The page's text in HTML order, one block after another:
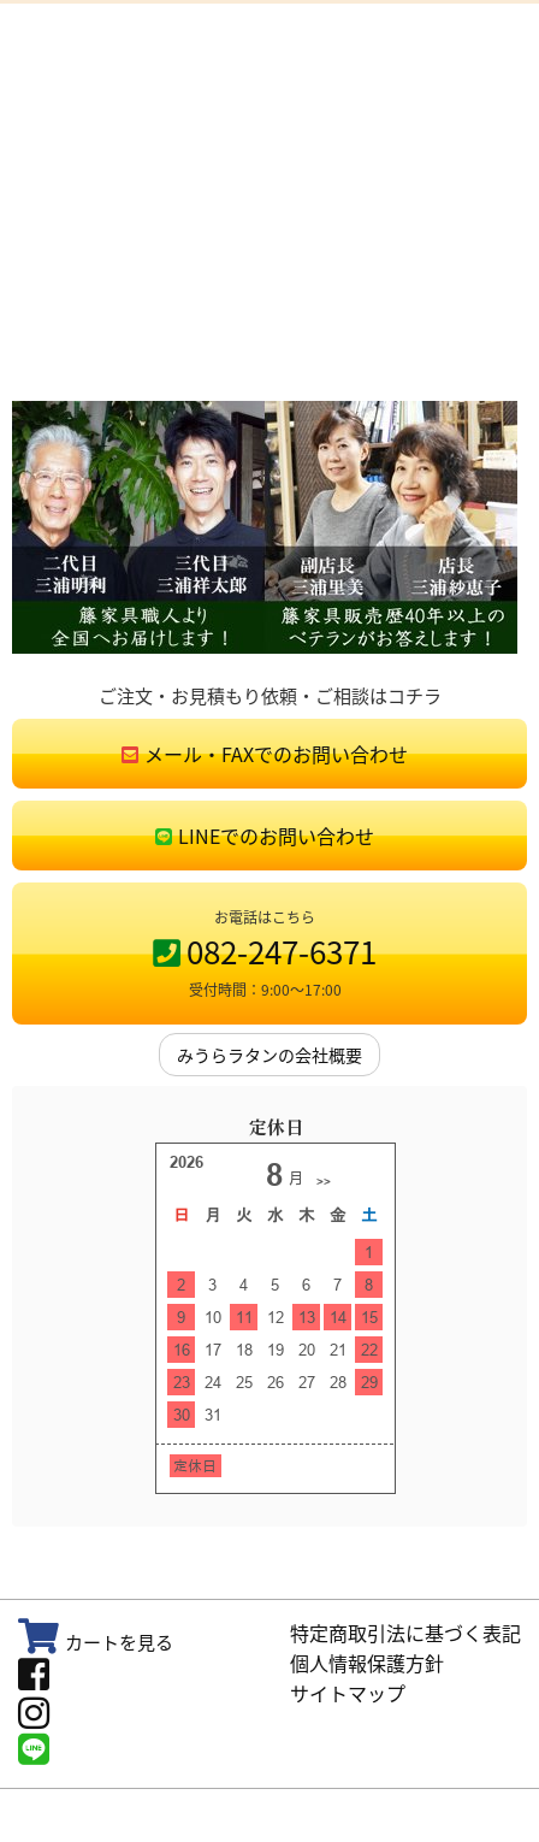
ご注文・お見積もり依頼・ご相談はコチラ
メール・FAXでのお問い合わせ
LINEでのお問い合わせ
お電話はこちら
082-247-6371
受付時間：9:00〜17:00
みうらラタンの会社概要
定休日
カートを見る
特定商取引法に基づく表記
個人情報保護方針
サイトマップ